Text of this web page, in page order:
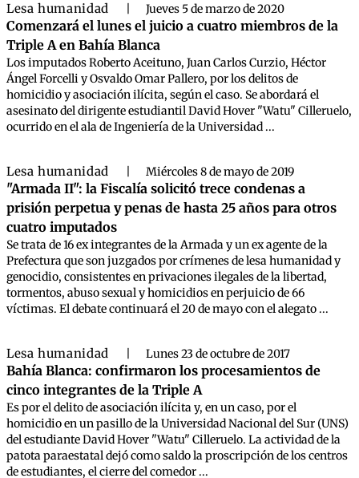
Lesa humanidad Jueves 5 de marzo de 2020
Comenzará el lunes el juicio a cuatro miembros de la
Triple A en Bahía Blanca
Los imputados Roberto Aceituno, Juan Carlos Curzio, Héctor
Ángel Forcelli y Osvaldo Omar Pallero, por los delitos de
homicidio y asociación ilícita, según el caso. Se abordará el
asesinato del dirigente estudiantil David Hover "Watu" Cilleruelo,
ocurrido en el ala de Ingeniería de la Universidad ...
Lesa humanidad Miércoles 8 de mayo de 2019
"Armada II": la Fiscalía solicitó trece condenas a
prisión perpetua y penas de hasta 25 años para otros
cuatro imputados
Se trata de 16 ex integrantes de la Armada y un ex agente de la
Prefectura que son juzgados por crímenes de lesa humanidad y
genocidio, consistentes en privaciones ilegales de la libertad,
tormentos, abuso sexual y homicidios en perjuicio de 66
víctimas. El debate continuará el 20 de mayo con el alegato ...
Lesa humanidad Lunes 23 de octubre de 2017
Bahía Blanca: confirmaron los procesamientos de
cinco integrantes de la Triple A
Es por el delito de asociación ilícita y, en un caso, por el
homicidio en un pasillo de la Universidad Nacional del Sur (UNS)
del estudiante David Hover "Watu" Cilleruelo. La actividad de la
patota paraestatal dejó como saldo la proscripción de los centros
de estudiantes, el cierre del comedor ...